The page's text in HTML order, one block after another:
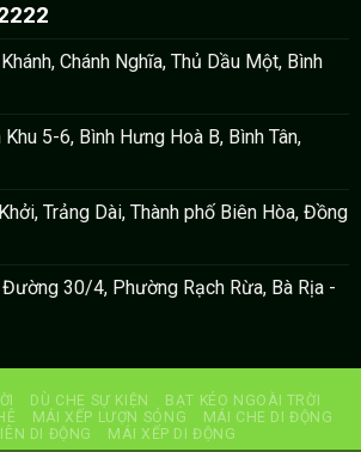
Chánh Nghĩa, Thủ Dầu Một, Bình
5-6, Bình Hưng Hoà B, Bình Tân,
Trảng Dài, Thành phố Biên Hòa, Đồng
30/4, Phường Rạch Rừa, Bà Rịa -
DÙ CHE SỰ KIỆN
BẠT KÉO NGOÀI TRỜI
MÁI XẾP LƯỢN SÓNG
MÁI CHE DI ĐỘNG
DI ĐỘNG
MÁI XẾP DI ĐỘNG